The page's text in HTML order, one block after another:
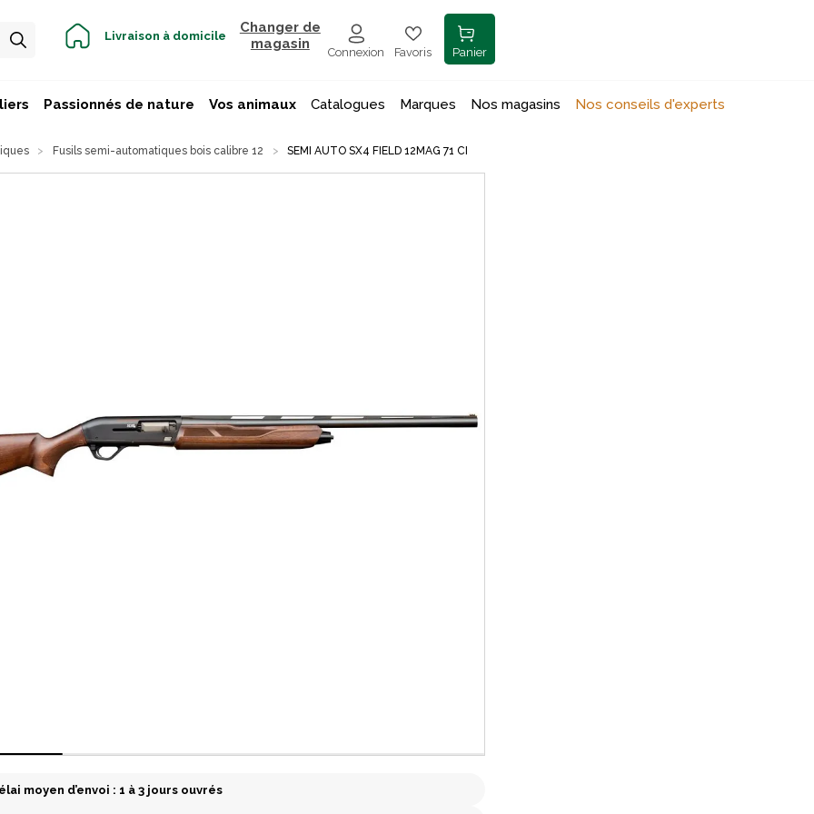
Livraison à domicile
Changer de
magasin
Connexion Favoris Panier
Passionnés de nature Vos animaux Catalogues Marques Nos magasins Nos conseils d'experts
Fusils semi-automatiques bois calibre 12 SEMI AUTO SX4 FIELD 12MAG 71 CI
moyen d’envoi : 1 à 3 jours ouvrés